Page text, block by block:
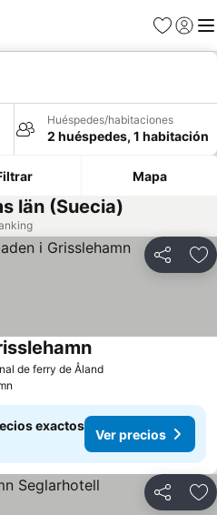
Favoritos
Iniciar
Huéspedes/habitaciones
2 huéspedes, 1 habitación
Mapa
län (Suecia)
Compartir
de ferry de ÅlandVer precios
Ver precios
exactos
Ver precios
Compartir